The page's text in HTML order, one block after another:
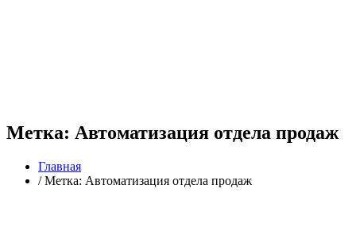
Метка: Автоматизация отдела продаж
Главная
/Метка: Автоматизация отдела продаж